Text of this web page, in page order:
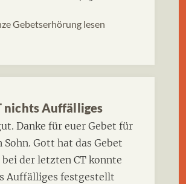
Gebetserhörung lesen
nichts Auffälliges
Danke für euer Gebet für
Sohn. Gott hat das Gebet
der letzten CT konnte
Auffälliges festgestellt